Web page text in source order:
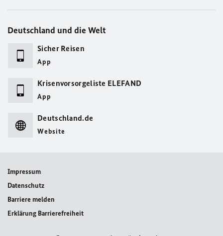
Deutschland und die Welt
Sicher Reisen
App
Krisenvorsorgeliste ELEFAND
App
Deutschland.de
Website
Impressum
Datenschutz
Barriere melden
Erklärung Barrierefreiheit